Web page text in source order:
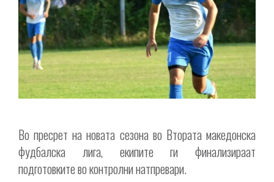
Во пресрет на новата сезона во Втората македонска
фудбалска лига, екипите ги финализираат
подготовките во контролни натпревари.